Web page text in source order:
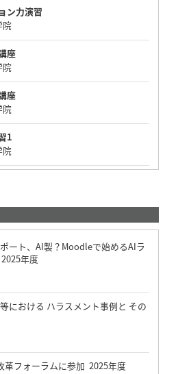
ン力演習
座
座
1
ート、AI製？Moodleで始めるAIラ
年度
における ハラスメント事例と その
革フォーラムに参加 2025年度